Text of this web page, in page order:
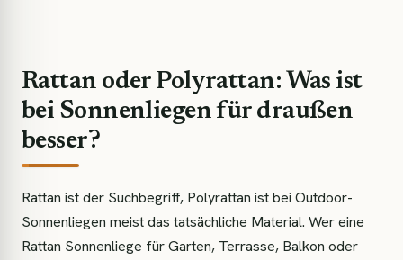
Rattan oder Polyrattan: Was ist
bei Sonnenliegen für draußen
besser?
Rattan ist der Suchbegriff, Polyrattan ist bei Outdoor-
Sonnenliegen meist das tatsächliche Material. Wer eine
Rattan Sonnenliege für Garten, Terrasse, Balkon oder